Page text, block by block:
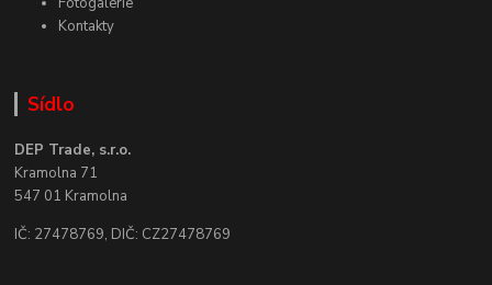
Kontakty
Sídlo
DEP Trade, s.r.o.
Kramolna 71
547 01 Kramolna
IČ: 27478769, DIČ: CZ27478769